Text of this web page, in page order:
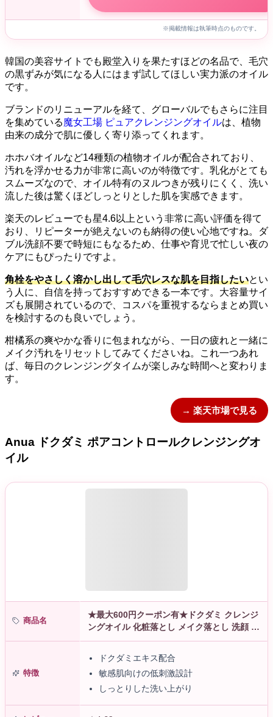
※掲載情報は執筆時点のものです。
韓国の美容サイトでも殿堂入りを果たすほどの名品で、毛穴
の黒ずみが気になる人にはまず試してほしい実力派のオイル
です。
ブランドのリニューアルを経て、グローバルでもさらに注目
を集めている魔女工場 ピュアクレンジングオイルは、植物
由来の成分で肌に優しく寄り添ってくれます。
ホホバオイルなど14種類の植物オイルが配合されており、
汚れを浮かせる力が非常に高いのが特徴です。乳化がとても
スムーズなので、オイル特有のヌルつきが残りにくく、洗い
流した後は驚くほどしっとりとした肌を実感できます。
楽天のレビューでも星4.6以上という非常に高い評価を得て
おり、リピーターが絶えないのも納得の使い心地ですね。ダ
ブル洗顔不要で時短にもなるため、仕事や育児で忙しい夜の
ケアにもぴったりですよ。
角栓をやさしく溶かし出して毛穴レスな肌を目指したいとい
う人に、自信を持っておすすめできる一本です。大容量サイ
ズも展開されているので、コスパを重視するならまとめ買い
を検討するのも良いでしょう。
柑橘系の爽やかな香りに包まれながら、一日の疲れと一緒に
メイク汚れをリセットしてみてくださいね。これ一つあれ
ば、毎日のクレンジングタイムが楽しみな時間へと変わりま
す。
→ 楽天市場で見る
Anua ドクダミ ポアコントロールクレンジングオ
イル
商品名
★最大600円クーポン有★ドクダミ クレンジ
ングオイル 化粧落とし メイク落とし 洗顔 敏
感肌 毛穴 皮脂 洗浄力 低刺激 乾燥 植物性 韓
特徴
ドクダミエキス配合
敏感肌向けの低刺激設計
しっとりした洗い上がり